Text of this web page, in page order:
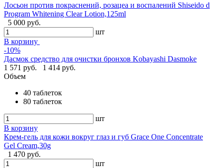
Лосьон против покраснений, розацеа и воспалений Shiseido d
Program Whitening Clear Lotion,125ml
5 000 руб.
шт
В корзину
-10%
Дасмок средство для очистки бронхов Kobayashi Dasmoke
1 571 руб.
1 414 руб.
Объем
40 таблеток
80 таблеток
шт
В корзину
Крем-гель для кожи вокруг глаз и губ Grace One Concentrate
Gel Cream,30g
1 470 руб.
шт